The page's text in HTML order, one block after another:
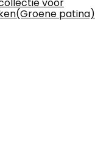
patina)